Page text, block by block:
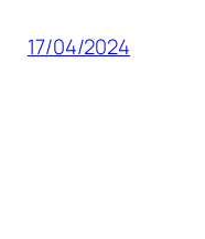
17/04/2024